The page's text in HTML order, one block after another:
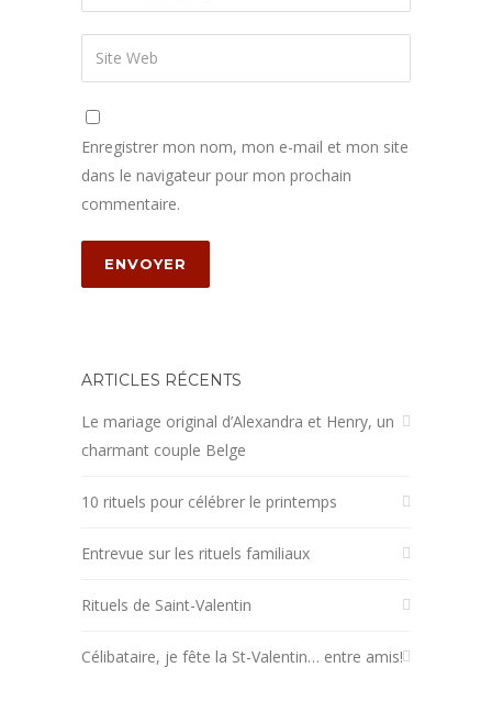
Enregistrer mon nom, mon e-mail et mon site
dans le navigateur pour mon prochain
commentaire.
ARTICLES RÉCENTS
Le mariage original d’Alexandra et Henry, un
charmant couple Belge
10 rituels pour célébrer le printemps
Entrevue sur les rituels familiaux
Rituels de Saint-Valentin
Célibataire, je fête la St-Valentin… entre amis!